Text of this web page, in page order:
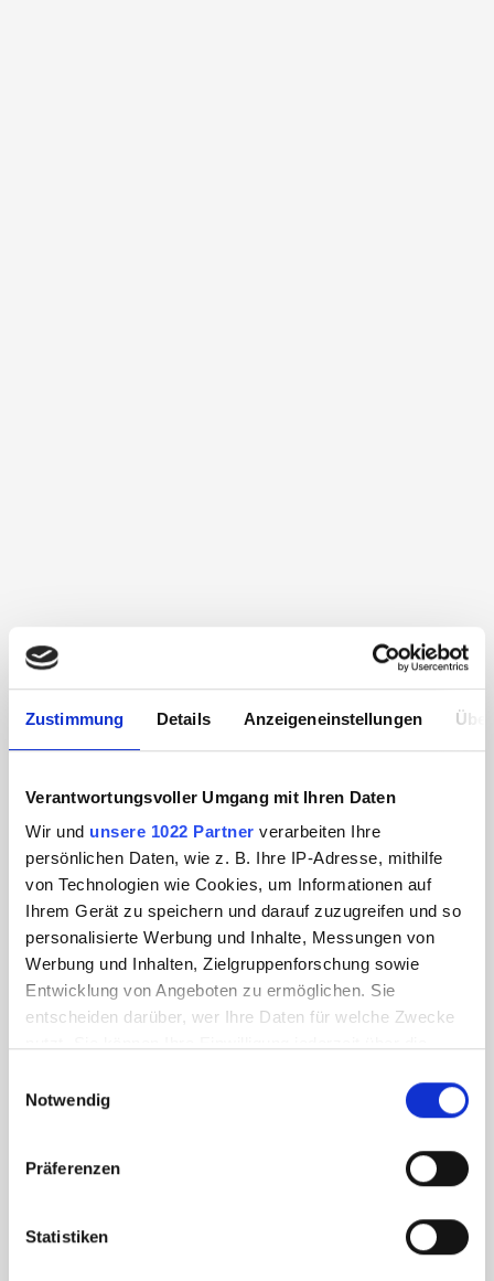
Zustimmung Details Anzeigeneinstellungen
Verantwortungsvoller Umgang mit Ihren Daten
Wir und unsere 1022 Partner verarbeiten Ihre
persönlichen Daten, wie z. B. Ihre IP-Adresse, mithilfe
von Technologien wie Cookies, um Informationen auf
Ihrem Gerät zu speichern und darauf zuzugreifen und so
personalisierte Werbung und Inhalte, Messungen von
Werbung und Inhalten, Zielgruppenforschung sowie
Entwicklung von Angeboten zu ermöglichen. Sie
entscheiden darüber, wer Ihre Daten für welche Zwecke
Trigger Symbol ändern oder widerrufen
Informationen über Ihre geografische Lage
können
Notwendig
Präferenzen
Statistiken